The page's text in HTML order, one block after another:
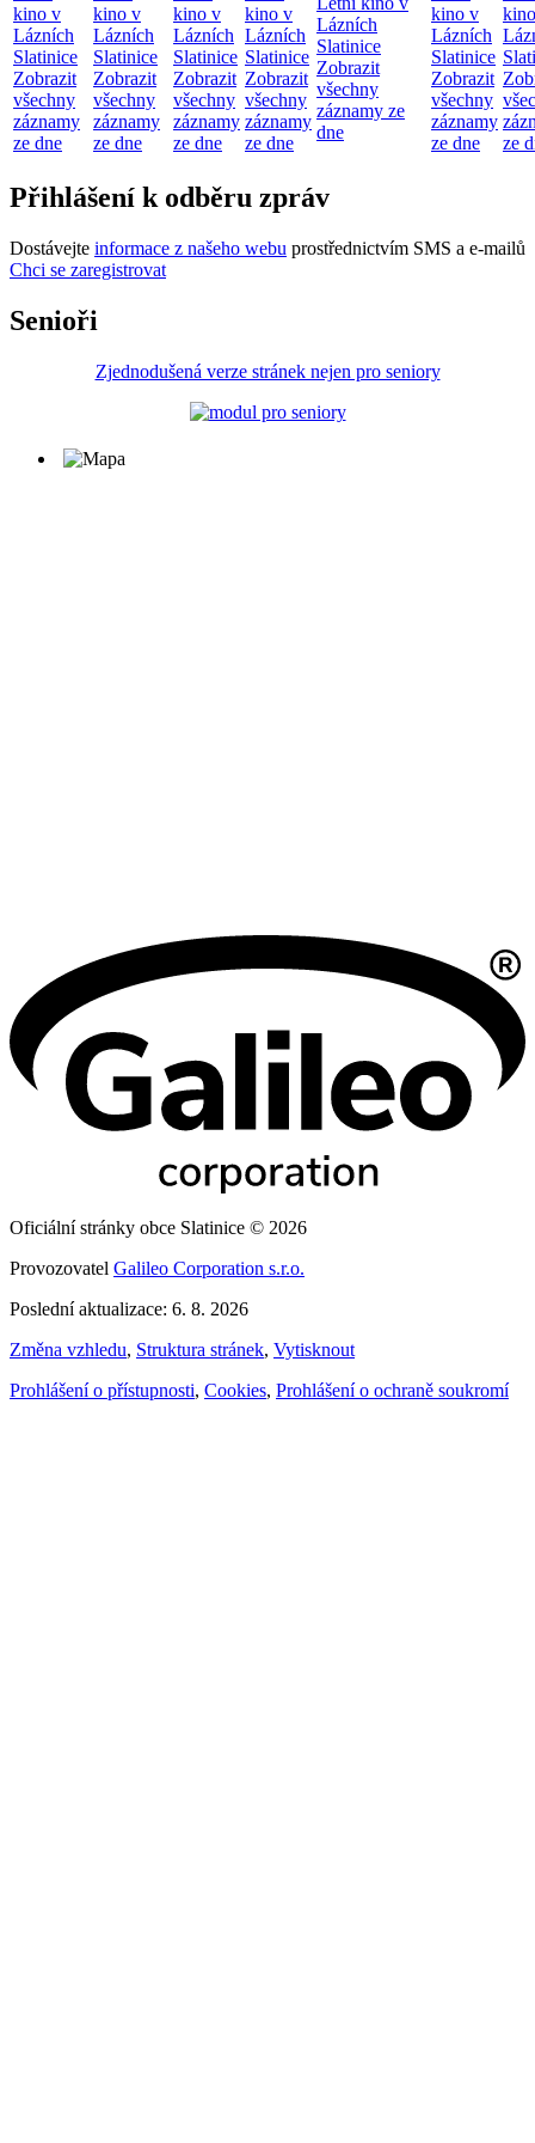
kino v
Lázních
Slatinice
Zobrazit
všechny
záznamy
ze dne
kino v
Lázních
Slatinice
Zobrazit
všechny
záznamy
ze dne
kino v
Lázních
Slatinice
Zobrazit
všechny
záznamy
ze dne
kino v
Lázních
Slatinice
Zobrazit
všechny
záznamy
ze dne
Lázních
Slatinice
Zobrazit
všechny
záznamy ze
dne
kino v
Lázních
Slatinice
Zobrazit
všechny
záznamy
ze dne
ze
Přihlášení k odběru zpráv
Dostávejte informace z našeho webu prostřednictvím SMS a e-mailů
Chci se zaregistrovat
Senioři
Zjednodušená verze stránek nejen pro seniory
Oficiální stránky obce Slatinice © 2026
Provozovatel Galileo Corporation s.r.o.
Poslední aktualizace: 6. 8. 2026
Změna vzhledu, Struktura stránek, Vytisknout
Prohlášení o přístupnosti, Cookies, Prohlášení o ochraně soukromí